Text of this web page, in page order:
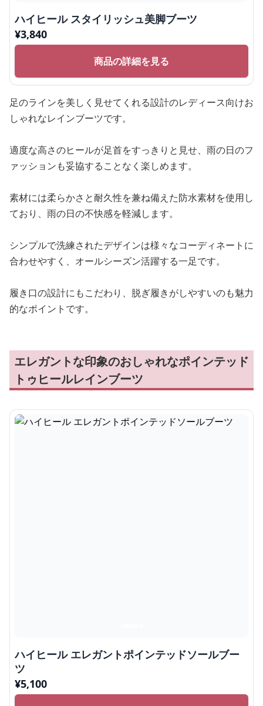
ハイヒール スタイリッシュ美脚ブーツ
¥3,840
商品の詳細を見る
足のラインを美しく見せてくれる設計のレディース向けお
しゃれなレインブーツです。
適度な高さのヒールが足首をすっきりと見せ、雨の日のフ
ァッションも妥協することなく楽しめます。
素材には柔らかさと耐久性を兼ね備えた防水素材を使用し
ており、雨の日の不快感を軽減します。
シンプルで洗練されたデザインは様々なコーディネートに
合わせやすく、オールシーズン活躍する一足です。
履き口の設計にもこだわり、脱ぎ履きがしやすいのも魅力
的なポイントです。
エレガントな印象のおしゃれなポインテッド
トゥヒールレインブーツ
ハイヒール エレガントポインテッドソールブー
ツ
¥5,100